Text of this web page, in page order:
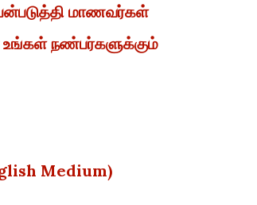
மாணவர்கள்
உங்கள் நண்பர்களுக்கும்
Medium)